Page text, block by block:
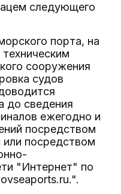
следующего
порта, на
сооружения
судов
до сведения
ежегодно и
посредством
или посредством
"Интернет" по